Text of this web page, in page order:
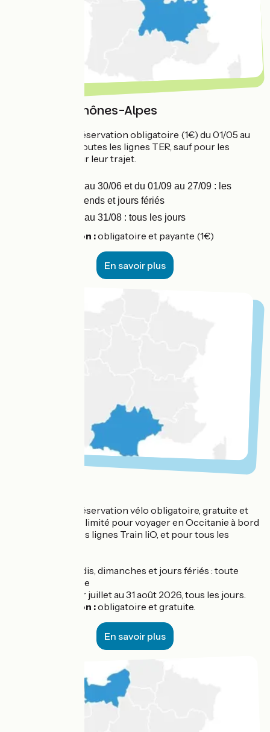
Auvergne-Rhônes-Alpes
réservation obligatoire (1€) du 01/05 au
27/09 sur toutes les lignes TER, sauf pour les
abonnés sur leur trajet.
01/05 au 30/06 et du 01/09 au 27/09 : les
week‑ends et jours fériés
01/07 au 31/08 : tous les jours
Réservation :obligatoire et payante (1€)
En savoir plus
réservation vélo obligatoire, gratuite et
en nombre limité pour voyager en Occitanie à bord
de toutes les lignes Train liO, et pour tous les
samedis, dimanches et jours fériés : toute
l'année
Du 1er juillet au 31 août 2026, tous les jours.
Réservation :obligatoire et gratuite.
En savoir plus